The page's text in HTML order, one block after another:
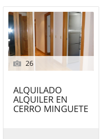
26
ALQUILADO
ALQUILER EN
CERRO MINGUETE